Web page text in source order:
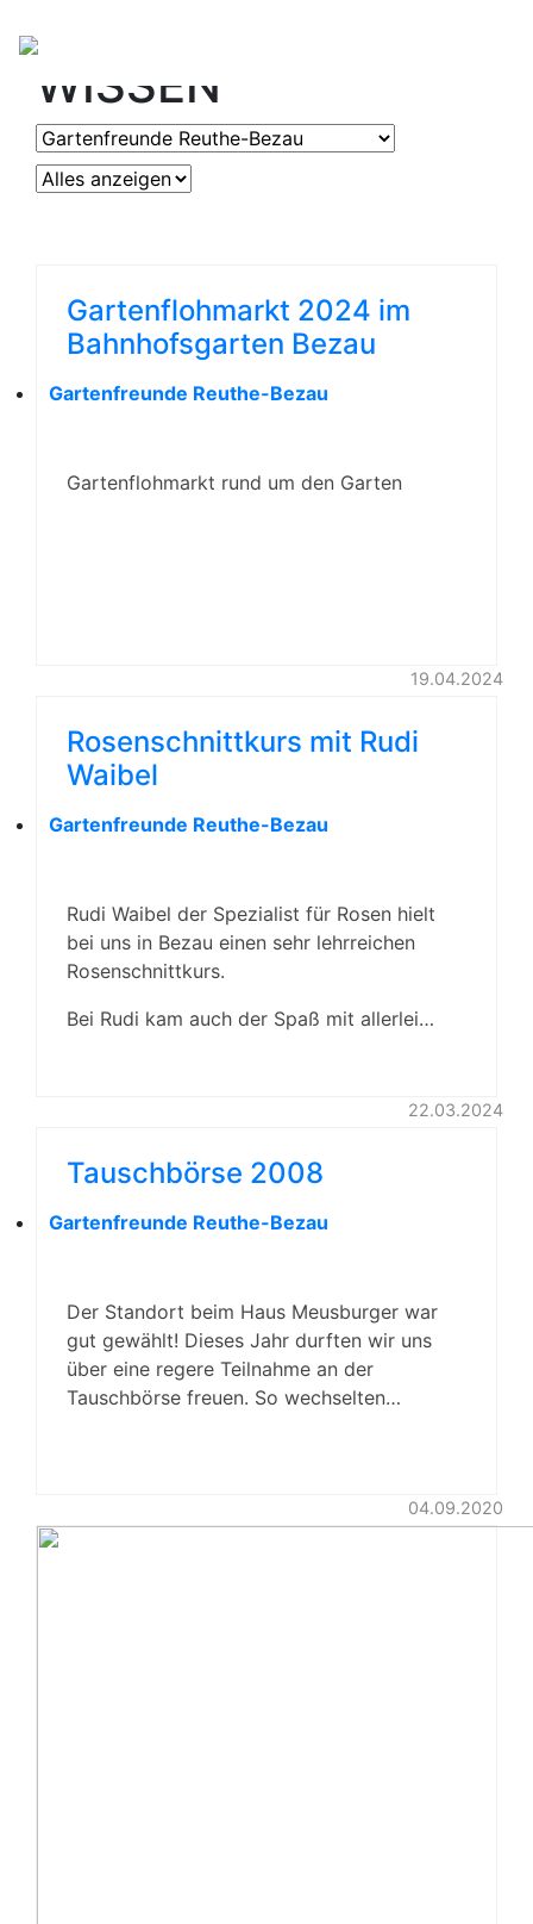
OGV
WISSEN
Gartenflohmarkt 2024 im
Bahnhofsgarten Bezau
Gartenfreunde Reuthe-Bezau
Gartenflohmarkt rund um den Garten
19.04.2024
Rosenschnittkurs mit Rudi
Waibel
Gartenfreunde Reuthe-Bezau
Rudi Waibel der Spezialist für Rosen hielt
bei uns in Bezau einen sehr lehrreichen
Rosenschnittkurs.
Bei Rudi kam auch der Spaß mit allerlei…
22.03.2024
Tauschbörse 2008
Gartenfreunde Reuthe-Bezau
Der Standort beim Haus Meusburger war
gut gewählt! Dieses Jahr durften wir uns
über eine regere Teilnahme an der
Tauschbörse freuen. So wechselten…
04.09.2020